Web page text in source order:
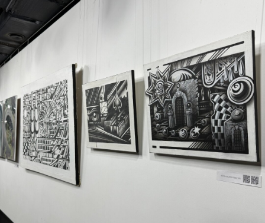
Выставка «Эхо ремесла» в пространстве «Арт
Ель»
Новый коллективный выставочный